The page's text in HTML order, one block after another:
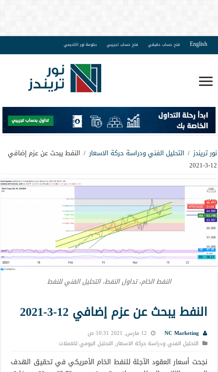
English فتح حساب حقيقي فتح حساب تجريبي دبلومة نور اكاديمي
نور تريندز / التحليل الفني ودراسة حركة الاسعار / النفط يبحث عن عزم إضافي
12-3-2021
النفط الخام، تداول النفط، التحليل الفني للنفط
النفط يبحث عن عزم إضافي 12-3-2021
NC Marketing
12 مارس, 2021 10:31 ص
التحليل الفني ودراسة حركة الاسعار, التحليل اليومي للعملات
نجحت أسعار العقود الآجلة للنفط الخام الأمريكي في تحقيق الهدف